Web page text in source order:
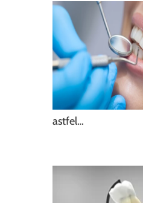
astfel…